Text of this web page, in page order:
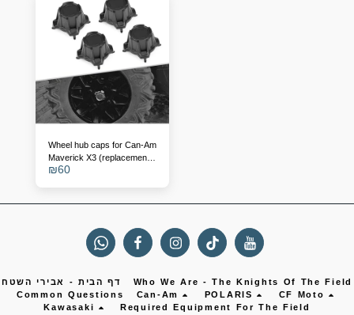
Wheel hub caps for Can-Am
Maverick X3 (replacement
for 705401841)
₪60
דף הבית - אבירי השטח
Who We Are - The Knights Of The Field
Common Questions
Can-Am POLARIS
CF Moto
Kawasaki
Required Equipment For The Field